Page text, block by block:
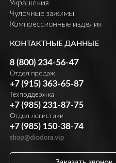
Украшения
Чулочные зажимы
Компрессионные изделия
КОНТАКТНЫЕ ДАННЫЕ
8 (800) 234-56-47
Отдел продаж
+7 (915) 363-65-87
Техподдержка
+7 (985) 231-87-75
Отдел логистики
+7 (985) 150-38-74
shop@diodora.vip